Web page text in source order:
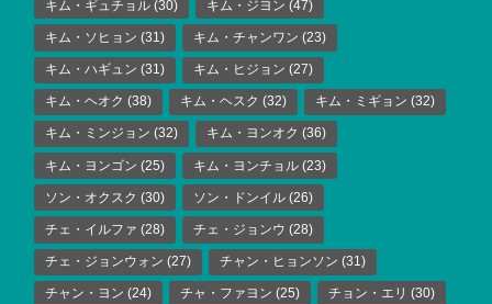
キム・ギュチョル (30) キム・ジヨン (47)
キム・ソヒョン (31) キム・チャンワン (23)
キム・ハギュン (31) キム・ヒジョン (27)
キム・ヘオク (38) キム・ヘスク (32) キム・ミギョン (32)
キム・ミンジョン (32) キム・ヨンオク (36)
キム・ヨンゴン (25) キム・ヨンチョル (23)
ソン・オクスク (30) ソン・ドンイル (26)
チェ・イルファ (28) チェ・ジョンウ (28)
チェ・ジョンウォン (27) チャン・ヒョンソン (31)
チャン・ヨン (24) チャ・ファヨン (25) チョン・エリ (30)